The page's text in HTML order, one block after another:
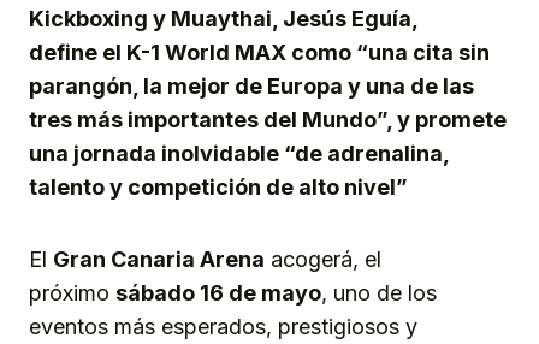
Kickboxing y Muaythai, Jesús Eguía,
define el K-1 World MAX como “una cita sin
parangón, la mejor de Europa y una de las
tres más importantes del Mundo”, y promete
una jornada inolvidable “de adrenalina,
talento y competición de alto nivel”
El Gran Canaria Arena acogerá, el
próximo sábado 16 de mayo, uno de los
eventos más esperados, prestigiosos y